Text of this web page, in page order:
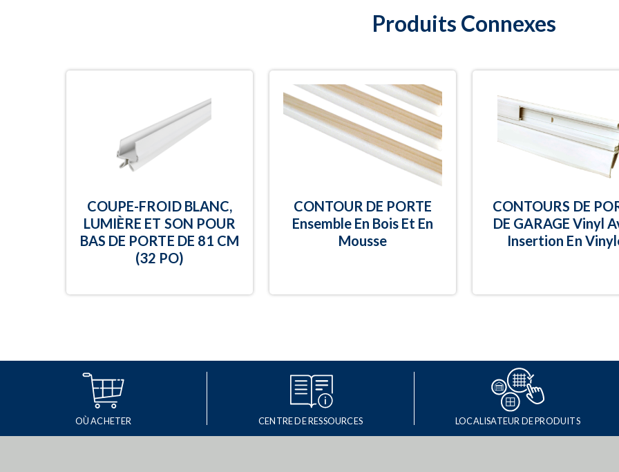
Produits Connexes
COUPE-FROID BLANC,
LUMIÈRE ET SON POUR
BAS DE PORTE DE 81 CM
(32 PO)
CONTOUR DE PORTE
Ensemble En Bois Et En
Mousse
CONTOURS DE
DE GARAGE Vinyl
Insertion En
OÙ ACHETER CENTRE DE RESSOURCES LOCALISATEUR DE PRODUITS